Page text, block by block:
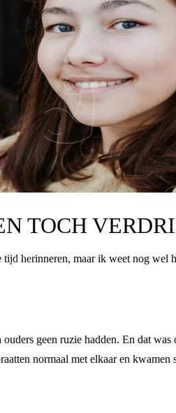
TOCH
herinneren, maar ik weet nog wel
geen ruzie hadden. En dat
normaal met elkaar en